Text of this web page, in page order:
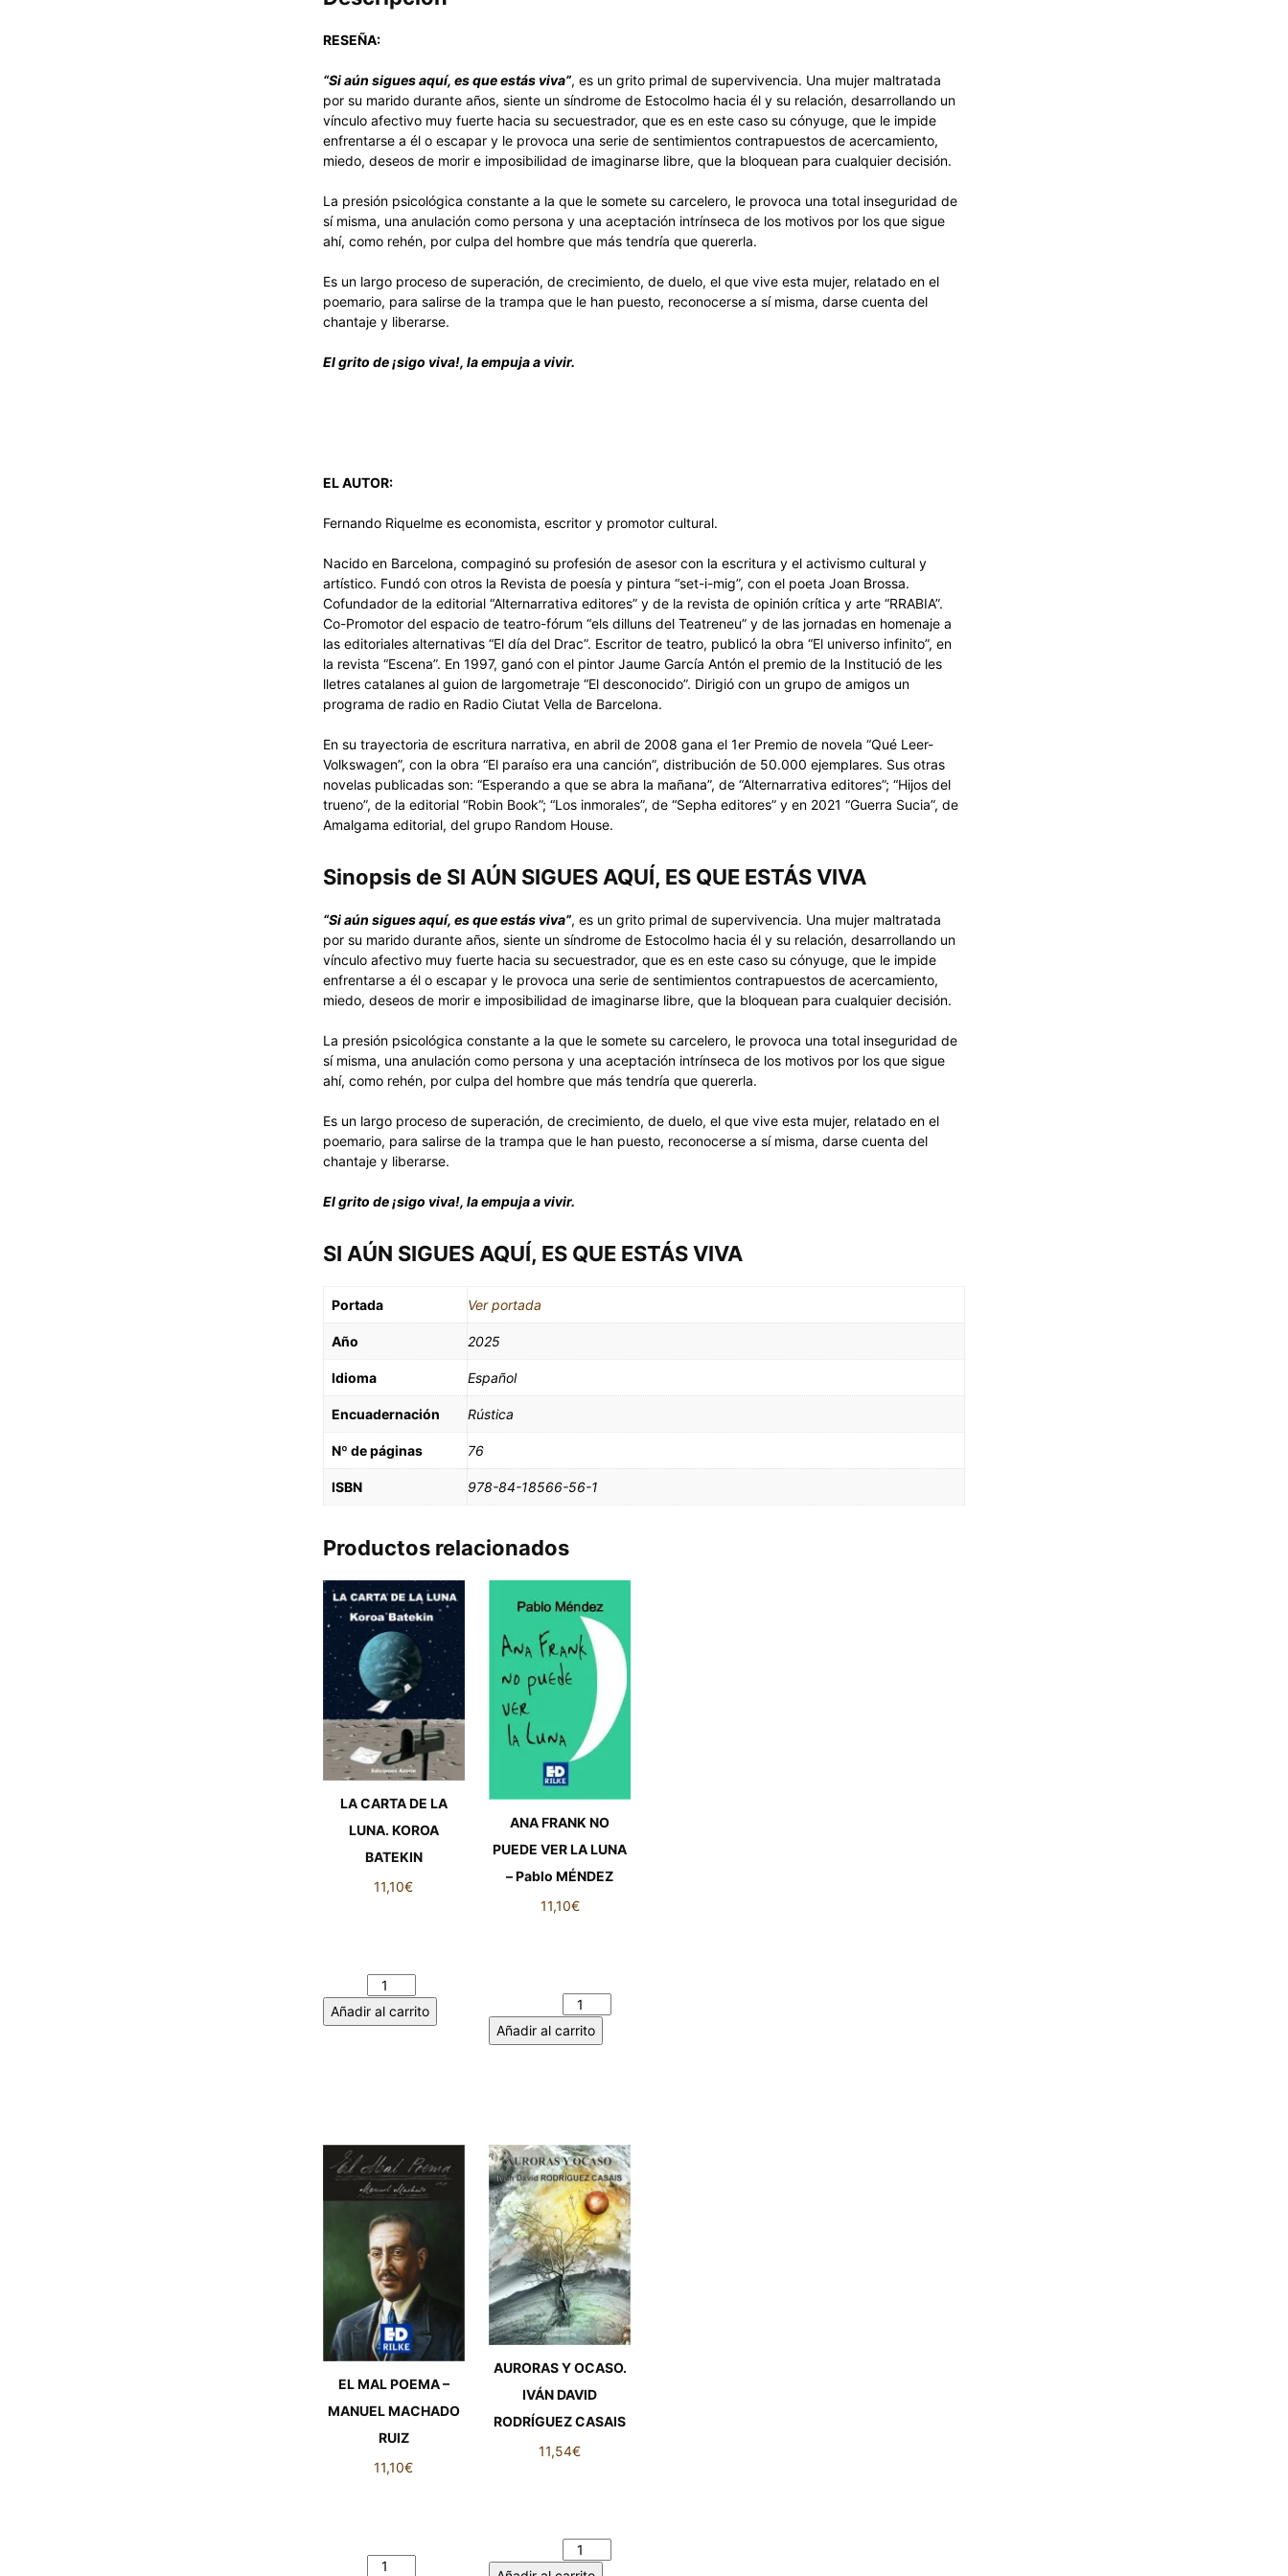
RESEÑA:
“Si aún sigues aquí, es que estás viva”, es un grito primal de supervivencia. Una mujer maltratada
por su marido durante años, siente un síndrome de Estocolmo hacia él y su relación, desarrollando un
vínculo afectivo muy fuerte hacia su secuestrador, que es en este caso su cónyuge, que le impide
enfrentarse a él o escapar y le provoca una serie de sentimientos contrapuestos de acercamiento,
miedo, deseos de morir e imposibilidad de imaginarse libre, que la bloquean para cualquier decisión.
La presión psicológica constante a la que le somete su carcelero, le provoca una total inseguridad de
sí misma, una anulación como persona y una aceptación intrínseca de los motivos por los que sigue
ahí, como rehén, por culpa del hombre que más tendría que quererla.
Es un largo proceso de superación, de crecimiento, de duelo, el que vive esta mujer, relatado en el
poemario, para salirse de la trampa que le han puesto, reconocerse a sí misma, darse cuenta del
chantaje y liberarse.
El grito de ¡sigo viva!, la empuja a vivir.
EL AUTOR:
Fernando Riquelme es economista, escritor y promotor cultural.
Nacido en Barcelona, compaginó su profesión de asesor con la escritura y el activismo cultural y
artístico. Fundó con otros la Revista de poesía y pintura “set-i-mig”, con el poeta Joan Brossa.
Cofundador de la editorial “Alternarrativa editores” y de la revista de opinión crítica y arte “RRABIA”.
Co-Promotor del espacio de teatro-fórum “els dilluns del Teatreneu” y de las jornadas en homenaje a
las editoriales alternativas “El día del Drac”. Escritor de teatro, publicó la obra “El universo infinito”, en
la revista “Escena”. En 1997, ganó con el pintor Jaume García Antón el premio de la Institució de les
lletres catalanes al guion de largometraje “El desconocido”. Dirigió con un grupo de amigos un
programa de radio en Radio Ciutat Vella de Barcelona.
En su trayectoria de escritura narrativa, en abril de 2008 gana el 1er Premio de novela “Qué Leer-
Volkswagen”, con la obra “El paraíso era una canción”, distribución de 50.000 ejemplares. Sus otras
novelas publicadas son: “Esperando a que se abra la mañana”, de “Alternarrativa editores”; “Hijos del
trueno”, de la editorial “Robin Book”; “Los inmorales”, de “Sepha editores” y en 2021 “Guerra Sucia”, de
Amalgama editorial, del grupo Random House.
Sinopsis de SI AÚN SIGUES AQUÍ, ES QUE ESTÁS VIVA
“Si aún sigues aquí, es que estás viva”, es un grito primal de supervivencia. Una mujer maltratada
por su marido durante años, siente un síndrome de Estocolmo hacia él y su relación, desarrollando un
vínculo afectivo muy fuerte hacia su secuestrador, que es en este caso su cónyuge, que le impide
enfrentarse a él o escapar y le provoca una serie de sentimientos contrapuestos de acercamiento,
miedo, deseos de morir e imposibilidad de imaginarse libre, que la bloquean para cualquier decisión.
La presión psicológica constante a la que le somete su carcelero, le provoca una total inseguridad de
sí misma, una anulación como persona y una aceptación intrínseca de los motivos por los que sigue
ahí, como rehén, por culpa del hombre que más tendría que quererla.
Es un largo proceso de superación, de crecimiento, de duelo, el que vive esta mujer, relatado en el
poemario, para salirse de la trampa que le han puesto, reconocerse a sí misma, darse cuenta del
chantaje y liberarse.
El grito de ¡sigo viva!, la empuja a vivir.
SI AÚN SIGUES AQUÍ, ES QUE ESTÁS VIVA
Portada Ver portada
Año 2025
Idioma Español
Encuadernación Rústica
Nº de páginas 76
ISBN 978-84-18566-56-1
Productos relacionados
LA CARTA DE LA
LUNA. KOROA
BATEKIN
11,10€
Añadir al carrito
ANA FRANK NO
PUEDE VER LA LUNA
– Pablo MÉNDEZ
11,10€
Añadir al carrito
EL MAL POEMA –
MANUEL MACHADO
RUIZ
11,10€
AURORAS Y OCASO.
IVÁN DAVID
RODRÍGUEZ CASAIS
11,54€